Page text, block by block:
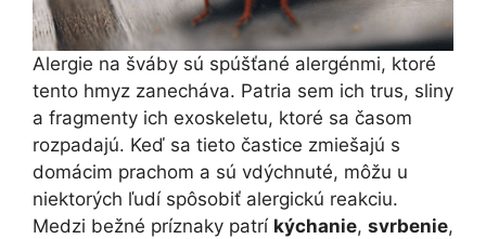
Alergie na šváby sú spúšťané alergénmi, ktoré
tento hmyz zanecháva. Patria sem ich trus, sliny
a fragmenty ich exoskeletu, ktoré sa časom
rozpadajú. Keď sa tieto častice zmiešajú s
domácim prachom a sú vdýchnuté, môžu u
niektorých ľudí spôsobiť alergickú reakciu.
Medzi bežné príznaky patrí kýchanie, svrbenie,